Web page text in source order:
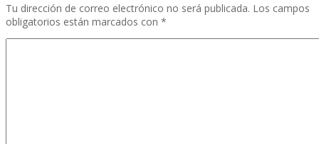
Tu dirección de correo electrónico no será publicada. Los campos
obligatorios están marcados con *